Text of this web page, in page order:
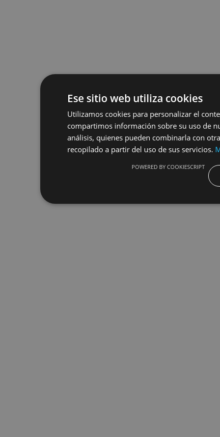
Ese sitio web utiliza cookies
Utilizamos cookies para personalizar el
compartimos información sobre su uso de
análisis, quienes pueden combinarla con
recopilado a partir del uso de sus servicios.
POWERED BY COOKIESCRIPT